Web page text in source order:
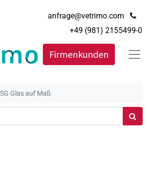
anfrage@vetrimo.com
+49 (981) 2155499-0
Firmenkunden
Glas auf Maß